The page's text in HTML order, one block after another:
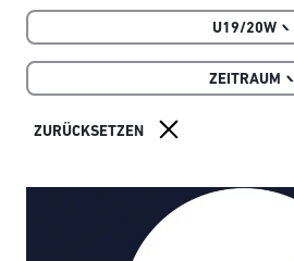
U19/20W
ZEITRAUM